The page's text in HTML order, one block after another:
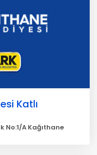
Katlı
No:1/A Kağıthane